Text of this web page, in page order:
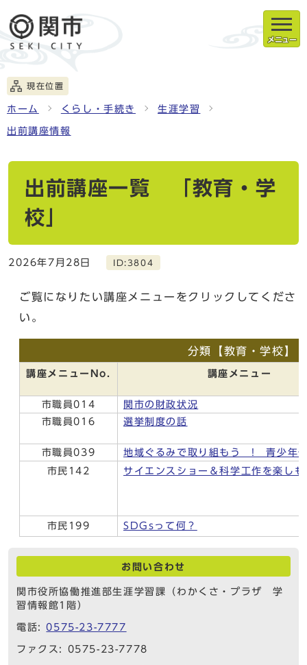
メニュー
現在位置
ホーム くらし・手続き 生涯学習
出前講座情報
出前講座一覧 「教育・学
校」
2026年7月28日 ID:3804
ご覧になりたい講座メニューをクリックしてくださ
い。
分類【教育・学校】
講座メニューNo. 講座メニュー
市職員014
関市の財政状況
市職員016
選挙制度の話
市職員039
地域ぐるみで取り組もう ! 青少年
市民142
サイエンスショー＆科学工作を楽しも
市民199 SDGsって何？
お問い合わせ
関市役所協働推進部生涯学習課（わかくさ・プラザ 学
習情報館1階）
電話:0575-23-7777
ファクス: 0575-23-7778